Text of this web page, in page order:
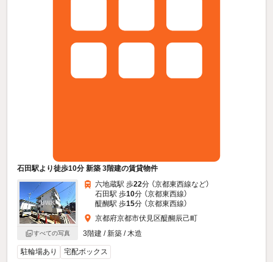
石田駅より徒歩10分 新築 3階建の賃貸物件
すべての写真
六地蔵駅 歩22分 （京都東西線など）
石田駅 歩10分 （京都東西線）
醍醐駅 歩15分 （京都東西線）
京都府京都市伏見区醍醐辰己町
3階建 / 新築 / 木造
駐輪場あり 宅配ボックス